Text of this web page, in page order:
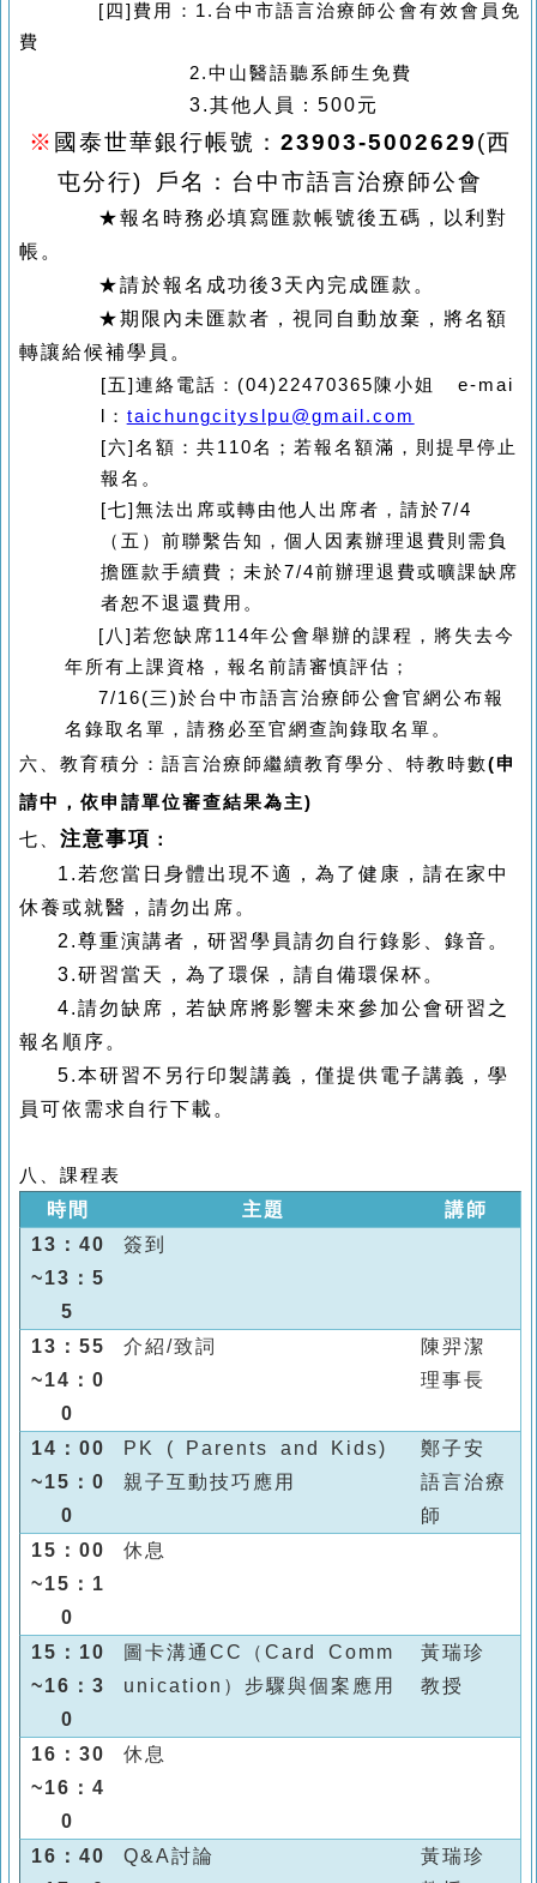
[四] 費用：1.台中市語言治療師公會有效會員免
費
2.中山醫語聽系師生免費
3.其他人員：500元
※ 國泰世華銀行帳號： 23903-5002629(西
屯分行) 戶名：台中市語言治療師公會
★報名時務必填寫匯款帳號後五碼，以利對
帳。
★請於報名成功後3天內完成匯款。
★期限內未匯款者，視同自動放棄，將名額
轉讓給候補學員。
[五] 連絡電話： (04)22470365陳小姐
e-mai
： taichungcityslpu@gmail.com
[六] 名額：共110名；若報名額滿，則提早停止
報名。
[七] 無法出席或轉由他人出席者，請於7/4
（五）前聯繫告知，個人因素辦理退費則需負
擔匯款手續費；未於7/4前辦理退費或曠課缺席
者恕不退還費用。
[ 八]若您缺席114年公會舉辦的課程，將失去今
年所有上課資格，報名前請審慎評估；
7/16(三)於台中市語言治療師公會官網公布報
名錄取名單，請務必至官網查詢錄取名單。
六、教育積分： 語言治療師繼續教育學分、特教時數(申
請中，依申請單位審查結果為主)
七、 注意事項 ：
1.若您當日身體出現不適，為了健康，請在家中
休養或就醫，請勿出席。
2.尊重演講者，研習學員請勿自行錄影、錄音。
3.研習當天，為了環保，請自備環保杯。
4.請勿缺席，若缺席將影響未來參加公會研習之
報名順序。
5.本研習不另行印製講義，僅提供電子講義，學
員可依需求自行下載。
八、課程表
時間 主題
講師
13：40
~13：5
5
簽到
13：55
~14：0
0
介紹/致詞
陳羿潔
理事長
14：00
~15：0
0
PK ( Parents and Kids)
親子互動技巧應用
鄭子安
語言治療
師
15：00
~15：1
0
休息
15：10
~16：3
0
圖卡溝通CC （Card Comm
unication ）步驟與個案應用
黃瑞珍
教授
16：30
~16：4
0
休息
16：40
Q&A討論
黃瑞珍